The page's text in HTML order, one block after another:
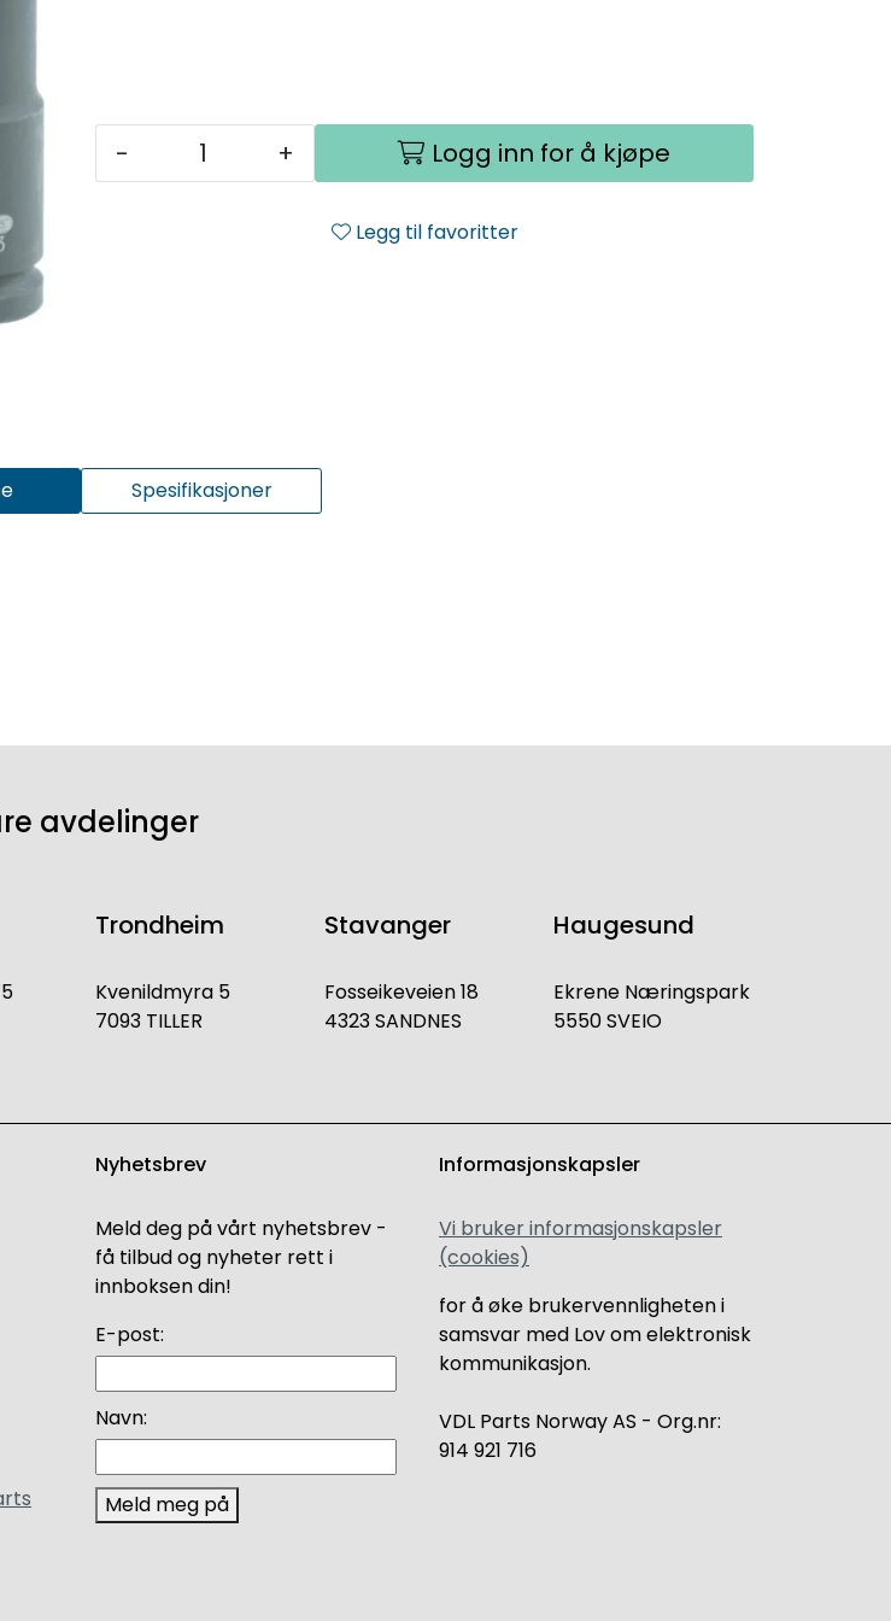
- + Logg inn for å kjøpe
Legg til favoritter
Spesifikasjoner
avdelinger
Trondheim
Kvenildmyra 5
7093 TILLER
Stavanger
Fosseikeveien 18
4323 SANDNES
Haugesund
Ekrene Næringspark
5550 SVEIO
Nyhetsbrev
Meld deg på vårt nyhetsbrev -
få tilbud og nyheter rett i
innboksen din!
E-post:
Navn:
Meld meg på
Informasjonskapsler
Vi bruker informasjonskapsler
(cookies)
for å øke brukervennligheten i
samsvar med Lov om elektronisk
kommunikasjon.
VDL Parts Norway AS - Org.nr:
914 921 716